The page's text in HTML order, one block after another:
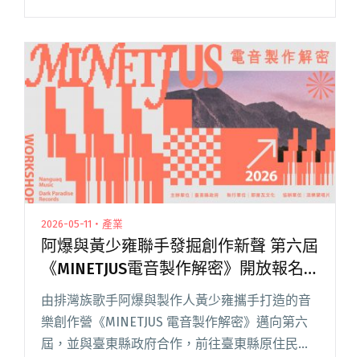
是小菜一碟〉等創作趣閱讀全文 "公視「台語囡
仔歌」創作徵選開跑！陳建瑋、李英宏、蕭賀碩
2026-05-11・產業
阿爆與黃少雍聯手發掘創作新聲 第六屆
《MINETJUS電音製作解密》開放報名
中！
由排灣族歌手阿爆與製作人黃少雍攜手打造的音
樂創作營《MINETJUS 電音製作解密》邁向第六
屆，並與臺東縣政府合作，前往臺東縣原住民文